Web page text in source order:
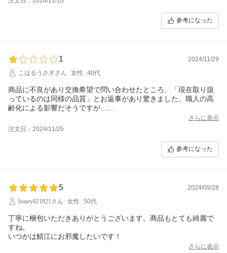
参考になった
1
2024/11/29
こはるうさぎさん
女性 40代
商品に不良があり交換希望で問い合わせたところ、「現在取り扱
っているのは同様の品質」とお返事があり驚きました。職人の高
齢化による影響だそうですが…
高齢化は実際そうなのでしょうけれども、品質管理を怠ったこと
を人様のせいにするなんて、誠意のある対応とは思えません。
さらに表示
注文日：2024/11/25
参考になった
5
2024/09/28
honey821821さん
女性 50代
丁寧に梱包いただきありがとうございます。商品もとても綺麗で
すね。
いつかは鯖江にお邪魔したいです！
さらに表示